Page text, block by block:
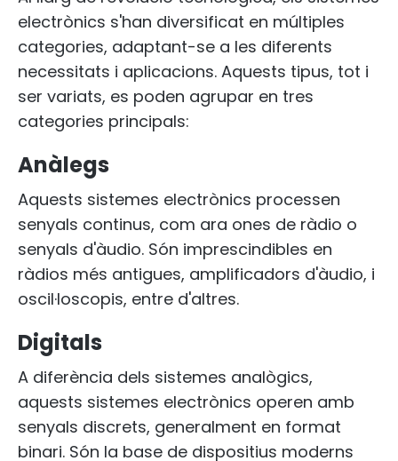
electrònics s'han diversificat en múltiples
categories, adaptant-se a les diferents
necessitats i aplicacions. Aquests tipus, tot i
ser variats, es poden agrupar en tres
categories principals:
Anàlegs
Aquests sistemes electrònics processen
senyals continus, com ara ones de ràdio o
senyals d'àudio. Són imprescindibles en
ràdios més antigues, amplificadors d'àudio, i
oscil·loscopis, entre d'altres.
Digitals
A diferència dels sistemes analògics,
aquests sistemes electrònics operen amb
senyals discrets, generalment en format
binari. Són la base de dispositius moderns